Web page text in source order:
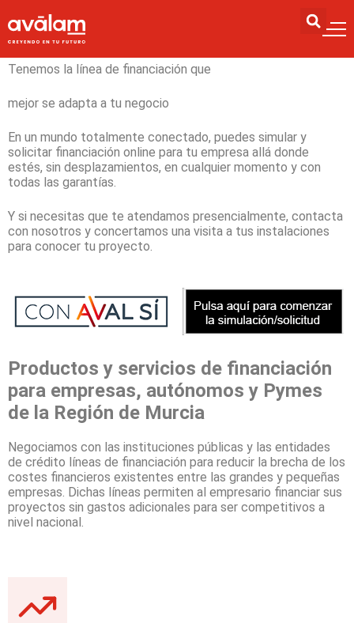
Financiación a tu medida
Tenemos la línea de financiación que
mejor se adapta a tu negocio
En un mundo totalmente conectado, puedes simular y
solicitar financiación online para tu empresa allá donde
estés, sin desplazamientos, en cualquier momento y con
todas las garantías.
Y si necesitas que te atendamos presencialmente, contacta
con nosotros y concertamos una visita a tus instalaciones
para conocer tu proyecto.
Productos y servicios de financiación
para empresas, autónomos y Pymes
de la Región de Murcia
Negociamos con las instituciones públicas y las entidades
de crédito líneas de financiación para reducir la brecha de los
costes financieros existentes entre las grandes y pequeñas
empresas. Dichas líneas permiten al empresario financiar sus
proyectos sin gastos adicionales para ser competitivos a
nivel nacional.